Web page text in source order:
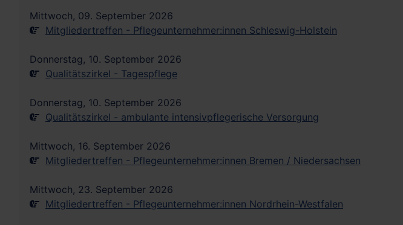
Mittwoch, 09. September 2026
Mitgliedertreffen - Pflegeunternehmer:innen Schleswig-Holstein
Donnerstag, 10. September 2026
Qualitätszirkel - Tagespflege
Donnerstag, 10. September 2026
Qualitätszirkel - ambulante intensivpflegerische Versorgung
Mittwoch, 16. September 2026
Mitgliedertreffen - Pflegeunternehmer:innen Bremen / Niedersachsen
Mittwoch, 23. September 2026
Mitgliedertreffen - Pflegeunternehmer:innen Nordrhein-Westfalen